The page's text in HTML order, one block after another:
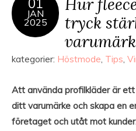
01
JAN
2025
tryck
kategorier: Höstmode, Tips,
Att använda profilkläder är
ditt varumärke och skapa en
företaget och utåt mot